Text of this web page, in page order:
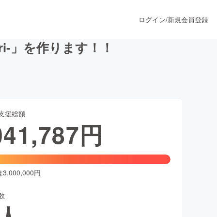
ファッション
ログイン/新規会員登録
」を作ります！！
援総額
円
3,000,000円